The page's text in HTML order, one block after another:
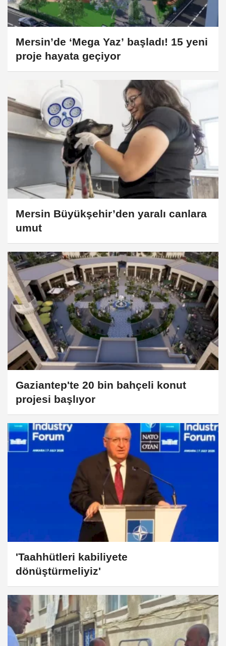
Mersin’de ‘Mega Yaz’ başladı! 15 yeni
proje hayata geçiyor
Mersin Büyükşehir’den yaralı canlara
umut
Gaziantep'te 20 bin bahçeli konut
projesi başlıyor
'Taahhütleri kabiliyete
dönüştürmeliyiz'